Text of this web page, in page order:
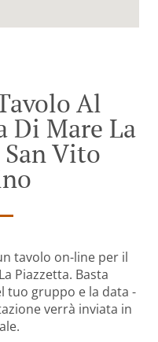
Al
Di Mare La
Vito
tavolo on-line per il
Piazzetta. Basta
tuo gruppo e la data -
verrà inviata in